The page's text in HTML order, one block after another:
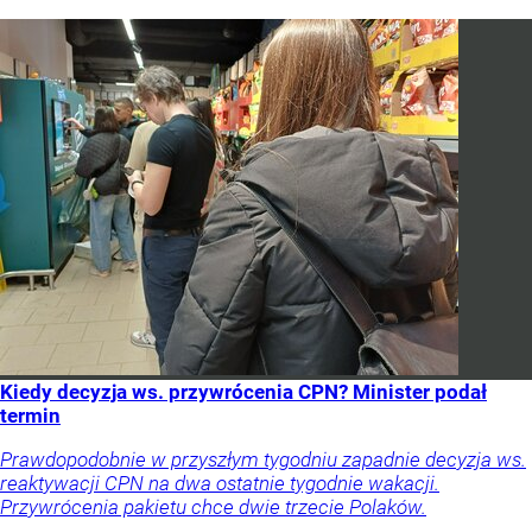
Kiedy decyzja ws. przywrócenia CPN? Minister podał
termin
Prawdopodobnie w przyszłym tygodniu zapadnie decyzja ws.
reaktywacji CPN na dwa ostatnie tygodnie wakacji.
Przywrócenia pakietu chce dwie trzecie Polaków.